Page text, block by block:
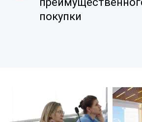
покупки